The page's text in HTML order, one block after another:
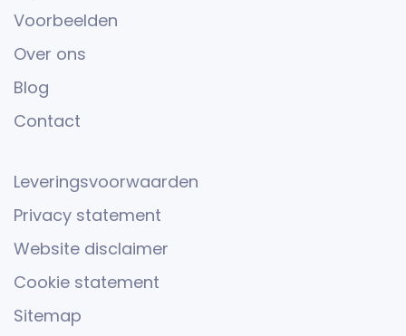
Voorbeelden
Over ons
Blog
Contact
Leveringsvoorwaarden
Privacy statement
Website disclaimer
Cookie statement
Sitemap